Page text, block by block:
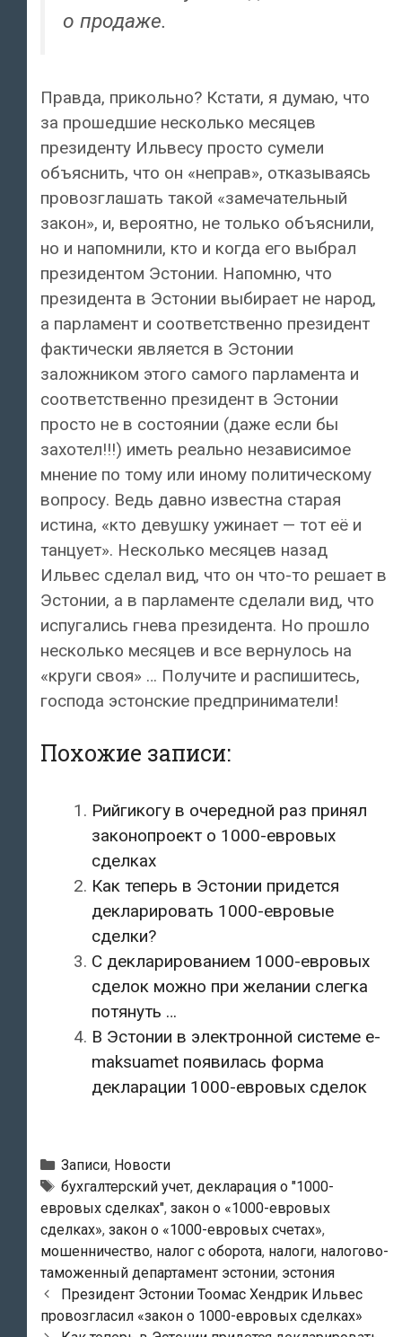
о продаже.
Правда, прикольно? Кстати, я думаю, что
за прошедшие несколько месяцев
президенту Ильвесу просто сумели
объяснить, что он «неправ», отказываясь
провозглашать такой «замечательный
закон», и, вероятно, не только объяснили,
но и напомнили, кто и когда его выбрал
президентом Эстонии. Напомню, что
президента в Эстонии выбирает не народ,
а парламент и соответственно президент
фактически является в Эстонии
заложником этого самого парламента и
соответственно президент в Эстонии
просто не в состоянии (даже если бы
захотел!!!) иметь реально независимое
мнение по тому или иному политическому
вопросу. Ведь давно известна старая
истина, «кто девушку ужинает — тот её и
танцует». Несколько месяцев назад
Ильвес сделал вид, что он что-то решает в
Эстонии, а в парламенте сделали вид, что
испугались гнева президента. Но прошло
несколько месяцев и все вернулось на
«круги своя» … Получите и распишитесь,
господа эстонские предприниматели!
Похожие записи:
Рийгикогу в очередной раз принял
законопроект о 1000-евровых
сделках
Как теперь в Эстонии придется
декларировать 1000-евровые
сделки?
С декларированием 1000-евровых
сделок можно при желании слегка
потянуть …
В Эстонии в электронной системе е-
maksuamet появилась форма
декларации 1000-евровых сделок
Рубрики
Записи, Новости
Метки
бухгалтерский учет, декларация о "1000-
евровых сделках", закон о «1000-евровых
сделках», закон о «1000-евровых счетах»,
мошенничество, налог с оборота, налоги, налогово-
таможенный департамент эстонии, эстония
Навигация
по
Президент Эстонии Тоомас Хендрик Ильвес
провозгласил «закон о 1000-евровых сделках»